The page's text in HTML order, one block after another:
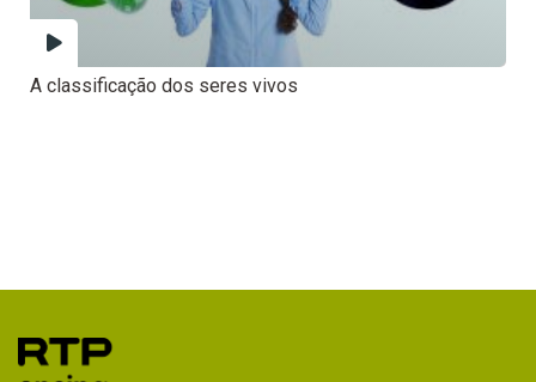
A classificação dos seres vivos